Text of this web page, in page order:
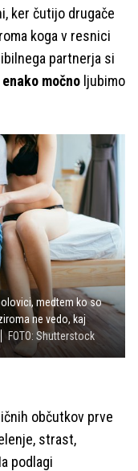
ker čutijo drugače
koga v resnici
partnerja si
enako močno ljubimo
medtem ko so
ne vedo, kaj
FOTO: Shutterstock
občutkov prve
strast,
podlagi